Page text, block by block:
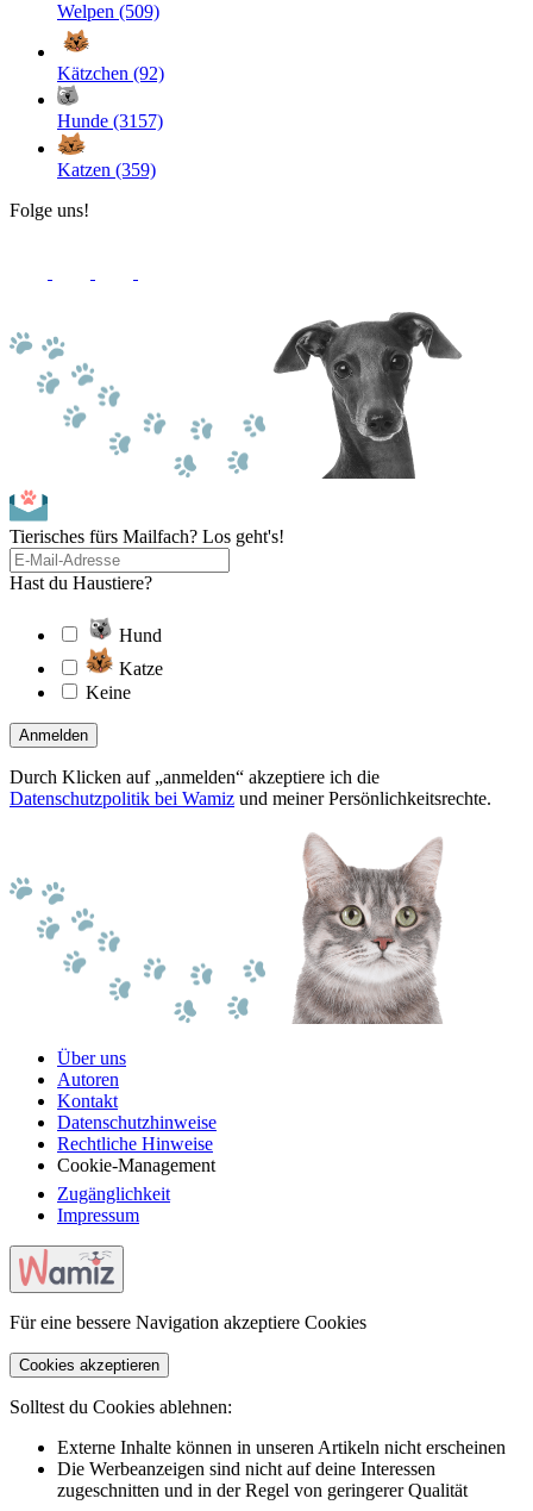
Welpen (509)
Kätzchen (92)
Hunde (3157)
Katzen (359)
Folge uns!
Tierisches fürs Mailfach? Los geht's!
Hast du Haustiere?
Hund
Katze
Keine
Anmelden
Durch Klicken auf „anmelden“ akzeptiere ich die
Datenschutzpolitik bei Wamiz und meiner Persönlichkeitsrechte.
Über uns
Autoren
Kontakt
Datenschutzhinweise
Rechtliche Hinweise
Cookie-Management
Zugänglichkeit
Impressum
Für eine bessere Navigation akzeptiere Cookies
Cookies akzeptieren
Solltest du Cookies ablehnen:
Externe Inhalte können in unseren Artikeln nicht erscheinen
Die Werbeanzeigen sind nicht auf deine Interessen
zugeschnitten und in der Regel von geringerer Qualität